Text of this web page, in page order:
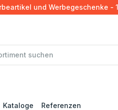
und Werbegeschenke -
Kataloge Referenzen